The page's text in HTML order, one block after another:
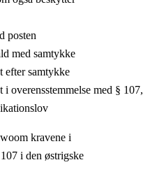
posten
med samtykke
efter samtykke
i overensstemmelse med § 107,
kravene i
i den østrigske